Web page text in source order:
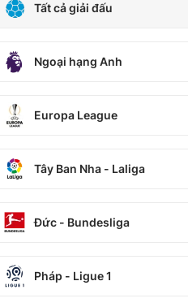
Tất cả giải đấu
Ngoại hạng Anh
Europa League
Tây Ban Nha - Laliga
Đức - Bundesliga
Pháp - Ligue 1